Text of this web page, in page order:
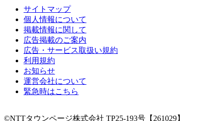
サイトマップ
個人情報について
掲載情報に関して
広告掲載のご案内
広告・サービス取扱い規約
利用規約
お知らせ
運営会社について
緊急時はこちら
©NTTタウンページ株式会社 TP25-193号【261029】